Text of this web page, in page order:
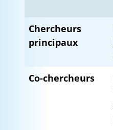
Chercheurs
principaux
Co-chercheurs